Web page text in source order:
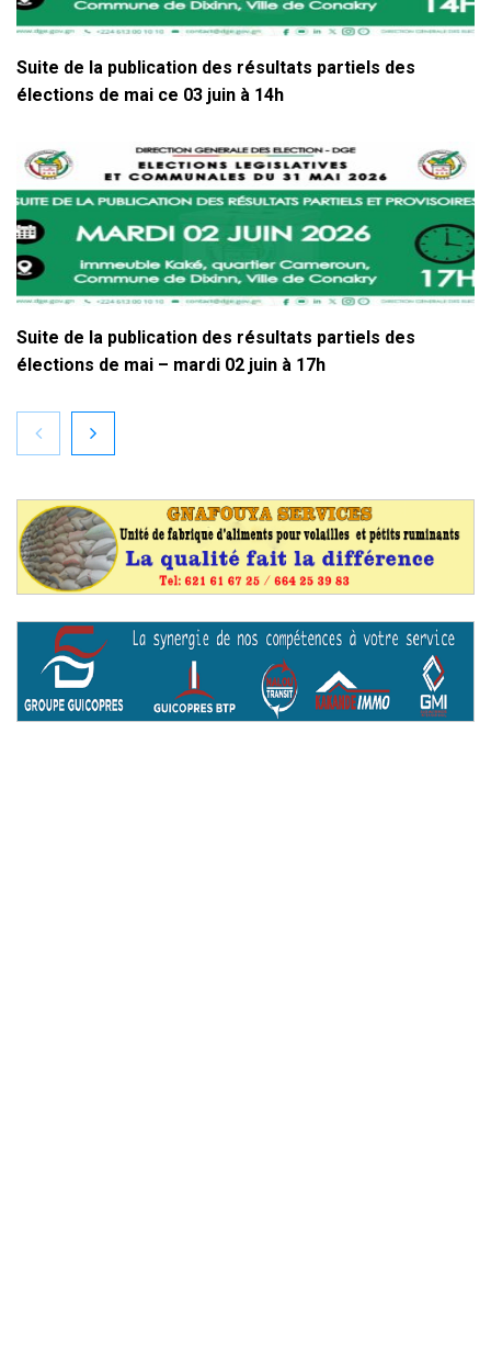
Suite de la publication des résultats partiels des
élections de mai ce 03 juin à 14h
Suite de la publication des résultats partiels des
élections de mai – mardi 02 juin à 17h